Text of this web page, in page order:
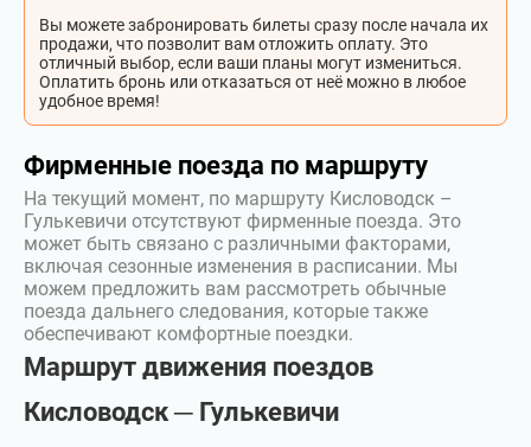
Вы можете забронировать билеты сразу после начала их
продажи, что позволит вам отложить оплату. Это
отличный выбор, если ваши планы могут измениться.
Оплатить бронь или отказаться от неё можно в любое
удобное время!
Фирменные поезда по маршруту
На текущий момент, по маршруту Кисловодск –
Гулькевичи отсутствуют фирменные поезда. Это
может быть связано с различными факторами,
включая сезонные изменения в расписании. Мы
можем предложить вам рассмотреть обычные
поезда дальнего следования, которые также
обеспечивают комфортные поездки.
Маршрут движения поездов
Кисловодск ─ Гулькевичи